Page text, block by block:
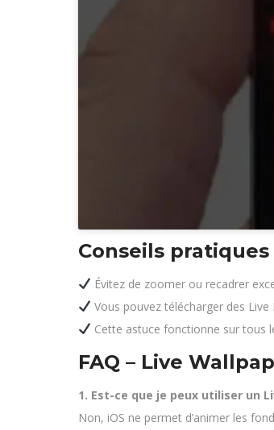
Conseils pratiques
Évitez de zoomer ou recadrer
Vous pouvez télécharger des
Cette astuce fonctionne sur tous
FAQ – Live
1. Est-ce que je peux utiliser un
Non, iOS ne permet d’animer les